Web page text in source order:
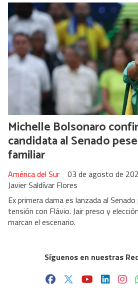
Michelle Bolsonaro
candidata al Senado
familiar
Javier Saldívar Flores
América del Sur 03 de agosto de
Ex primera dama es lanzada al
tensión con Flávio. Jair preso y
marcan el escenario.
Síguenos en nuestras